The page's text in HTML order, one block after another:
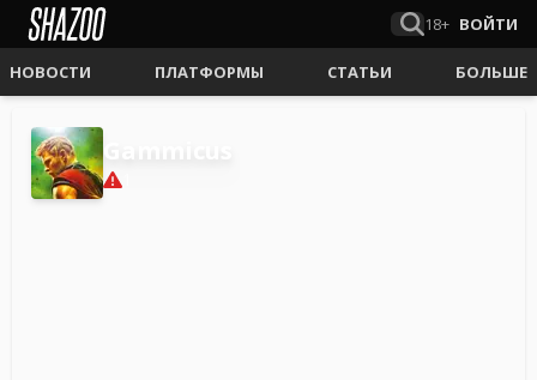
18+ ВОЙТИ
НОВОСТИ ПЛАТФОРМЫ СТАТЬИ БОЛЬШЕ